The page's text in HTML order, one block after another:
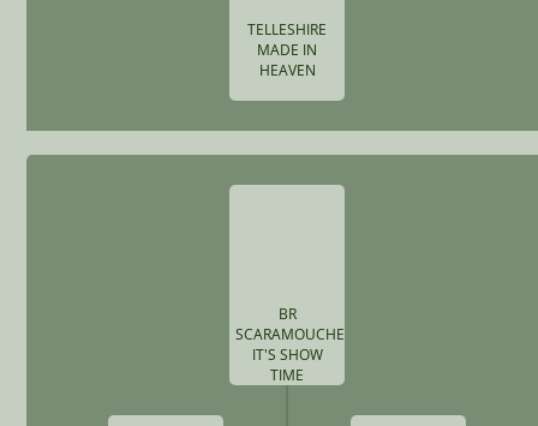
TELLESHIRE
MADE IN
HEAVEN
BR
SCARAMOUCHE
IT'S SHOW
TIME